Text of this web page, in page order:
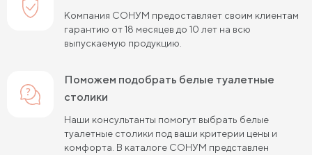
Компания СОНУМ предоставляет своим клиентам
гарантию от 18 месяцев до 10 лет на всю
выпускаемую продукцию.
Поможем подобрать белые туалетные
столики
Наши консультанты помогут выбрать белые
туалетные столики под ваши критерии цены и
комфорта. В каталоге СОНУМ представлен